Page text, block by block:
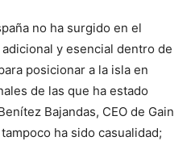
no ha surgido en el
y esencial dentro de
posicionar a la isla en
de las que ha estado
Bajandas, CEO de Gain
ha sido casualidad;